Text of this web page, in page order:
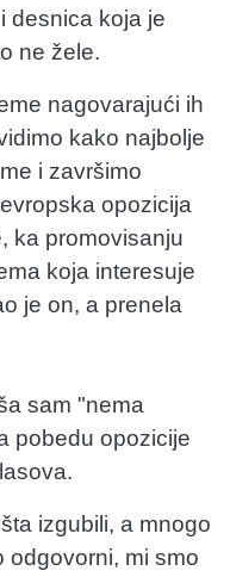
desnica koja je
ne žele.
nagovarajući ih
kako najbolje
i završimo
opozicija
ka promovisanju
koja interesuje
je on, a prenela
sam "nema
pobedu opozicije
izgubili, a mnogo
odgovorni, mi smo